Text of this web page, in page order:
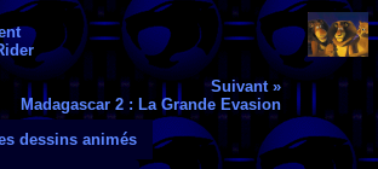
Suivant »
Madagascar 2 : La Grande Evasion
dessins animés